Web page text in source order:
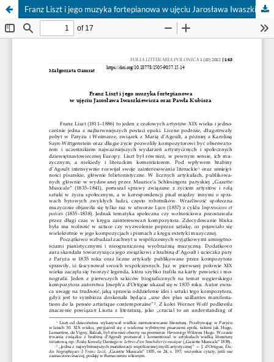
Franz Liszt i jego muzyka fortepianowa w ujęciu Jarosława Iwaszkiewicza oraz Pawła Kubisza